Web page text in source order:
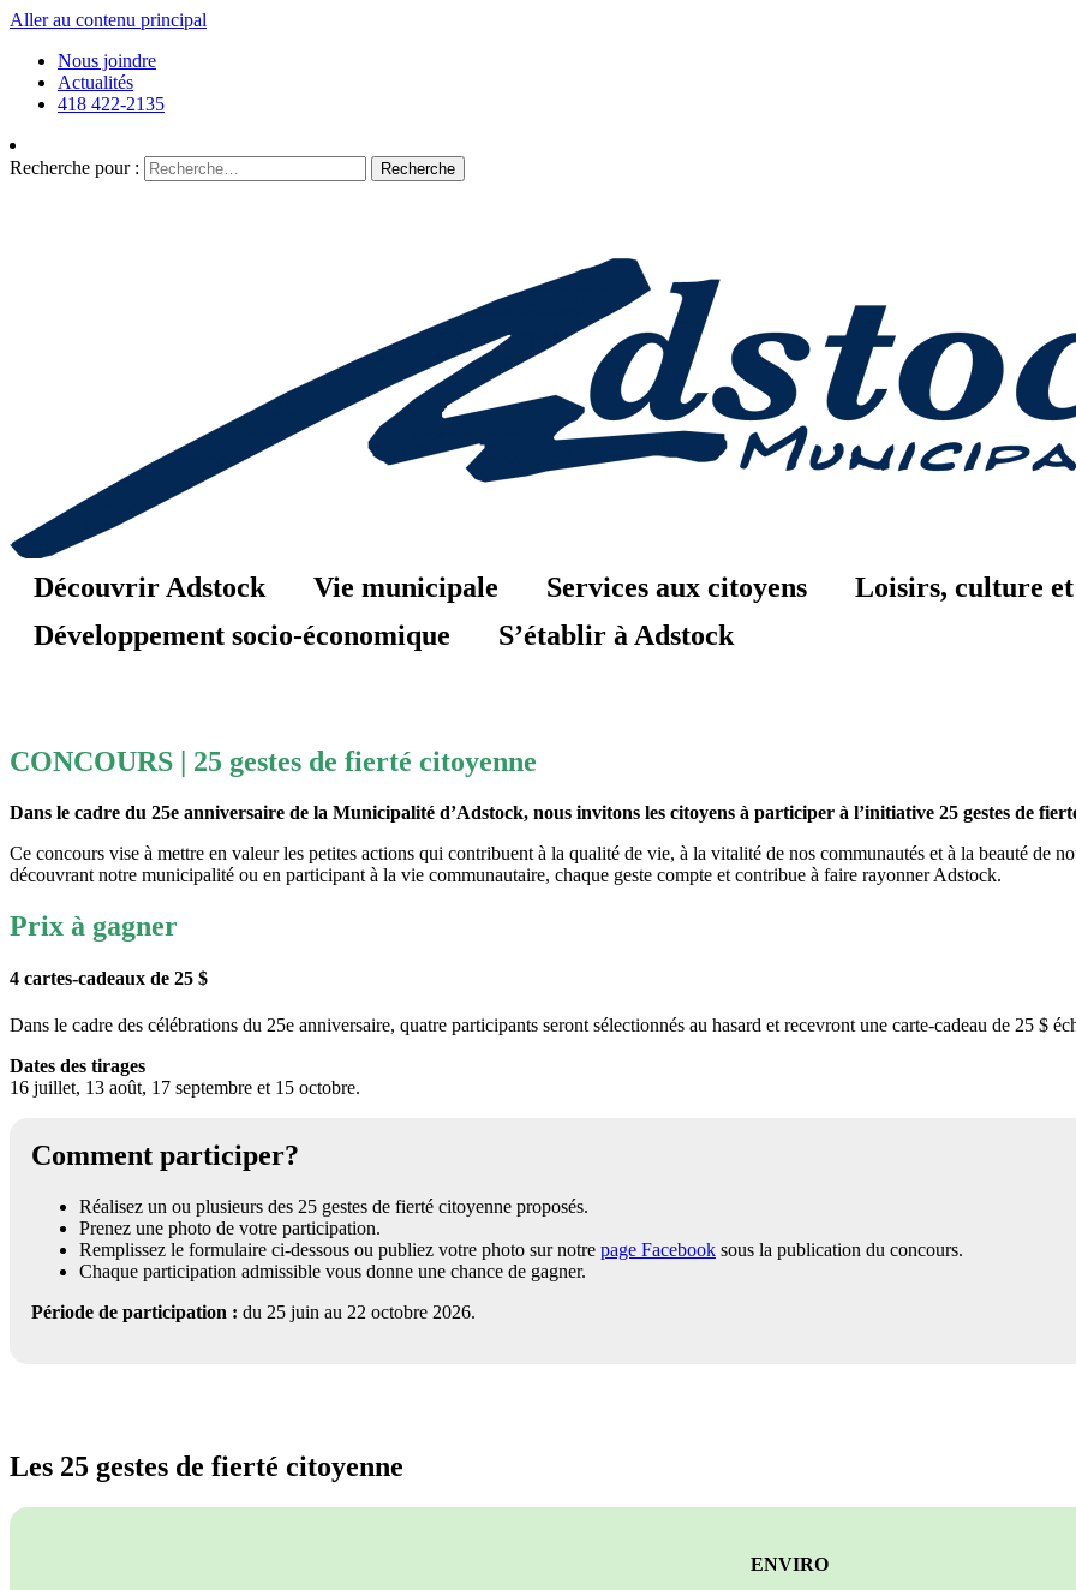
Aller au contenu principal
Nous joindre
Actualités
418 422-2135
Recherche pour : Recherche
Découvrir Adstock Vie municipale Services aux citoyens
Loisirs, culture
Développement socio-économique
S’établir à Adstock
CONCOURS | 25 gestes de fierté citoyenne
Dans le cadre du 25e anniversaire de la Municipalité d’Adstock, nous invitons les citoyens à participer à l’initiative 25 gestes de
Ce concours vise à mettre en valeur les petites actions qui contribuent à la qualité de vie, à la vitalité de nos communautés et à la beauté de
découvrant notre municipalité ou en participant à la vie communautaire, chaque geste compte et contribue à faire rayonner Adstock.
Prix à gagner
4 cartes-cadeaux de 25 $
Dans le cadre des célébrations du 25e anniversaire, quatre participants seront sélectionnés au hasard et recevront une carte-cadeau de 25 $
Dates des tirages
16 juillet, 13 août, 17 septembre et 15 octobre.
Comment participer?
Réalisez un ou plusieurs des 25 gestes de fierté citoyenne proposés.
Prenez une photo de votre participation.
Remplissez le formulaire ci-dessous ou publiez votre photo sur notre page Facebook sous la publication du concours.
Chaque participation admissible vous donne une chance de gagner.
Période de participation : du 25 juin au 22 octobre 2026.
Les 25 gestes de fierté citoyenne
ENVIRO